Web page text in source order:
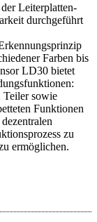
Leiterplatten-
durchgeführt
Farben bis
LD30 bietet
Teiler sowie
Funktionen
zu
ermöglichen.